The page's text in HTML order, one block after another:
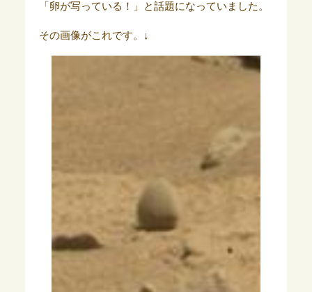
「卵が写っている！」と話題になっていました。
その画像がこれです。↓